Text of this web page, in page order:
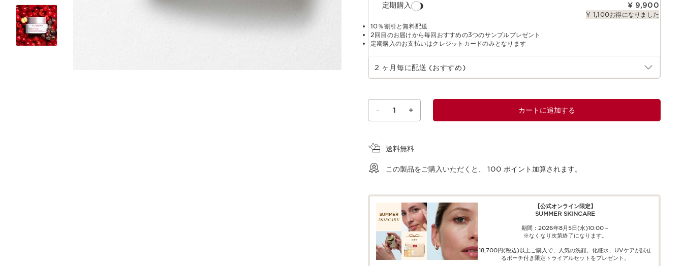
定期購入 ¥ 9,900
¥ 1,100お得になりました
10％割引と無料配送
2回目のお届けから毎回おすすめの3つのサンプルプレゼント
定期購入のお支払いはクレジットカードのみとなります
定期購入の期間を選択
2 ヶ月毎に配送 (おすすめ)
- 1 + カートに追加する
送料無料
この製品をご購入いただくと、 100 ポイント加算されます。
【公式オンライン限定】​​
SUMMER SKINCARE
期間：2026年8月5日(水)10:00～
※なくなり次第終了になります。
18,700円(税込)以上ご購入で、​人気の洗顔、化粧水、UVケアが試せ
る​ポーチ付き限定トライアルセットをプレゼント。​